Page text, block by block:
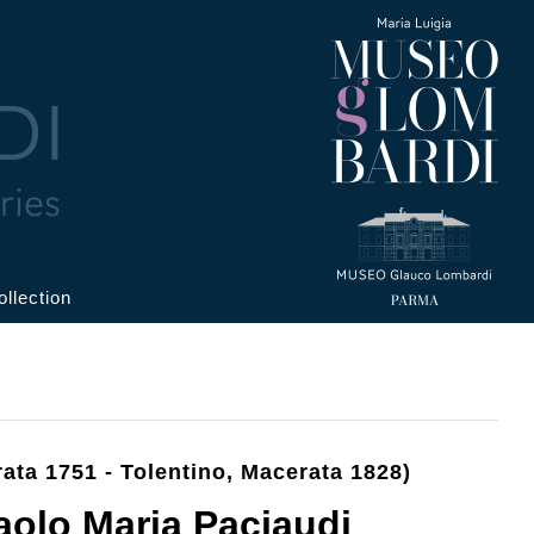
1751 - Tolentino, Macerata 1828)
Maria Paciaudi